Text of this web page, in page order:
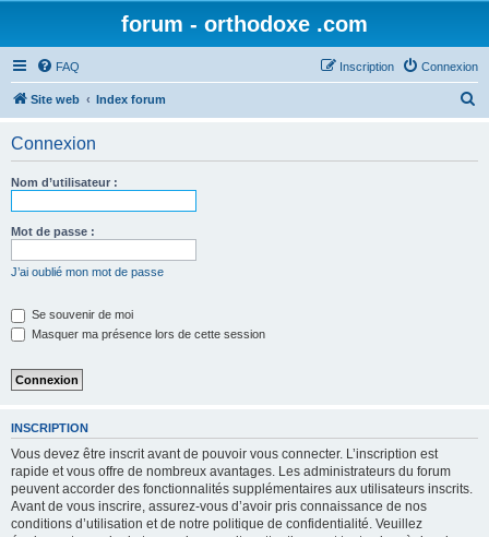
forum - orthodoxe .com
FAQ Connexion
Inscription
Site web Index forum
Connexion
Nom d’utilisateur :
Mot de passe :
J’ai oublié mon mot de passe
Se souvenir de moi
Masquer ma présence lors de cette session
INSCRIPTION
Vous devez être inscrit avant de pouvoir vous connecter. L’inscription est
rapide et vous offre de nombreux avantages. Les administrateurs du forum
peuvent accorder des fonctionnalités supplémentaires aux utilisateurs inscrits.
Avant de vous inscrire, assurez-vous d’avoir pris connaissance de nos
conditions d’utilisation et de notre politique de confidentialité. Veuillez